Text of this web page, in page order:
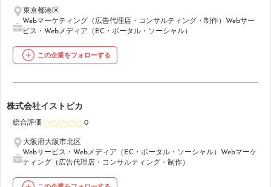
東京都港区
Webマーケティング（広告代理店・コンサルティング・制作） Webサー
ビス・Webメディア（EC・ポータル・ソーシャル）
この企業をフォローする
41株式会社イストピカ
総合評価 0
大阪府大阪市北区
Webサービス・Webメディア（EC・ポータル・ソーシャル） Webマーケ
ティング（広告代理店・コンサルティング・制作）